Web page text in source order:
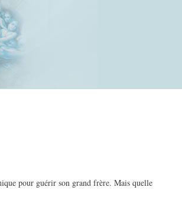
pour guérir son grand frère. Mais quelle